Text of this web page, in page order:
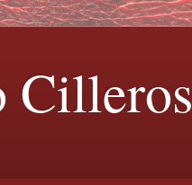
Cilleros